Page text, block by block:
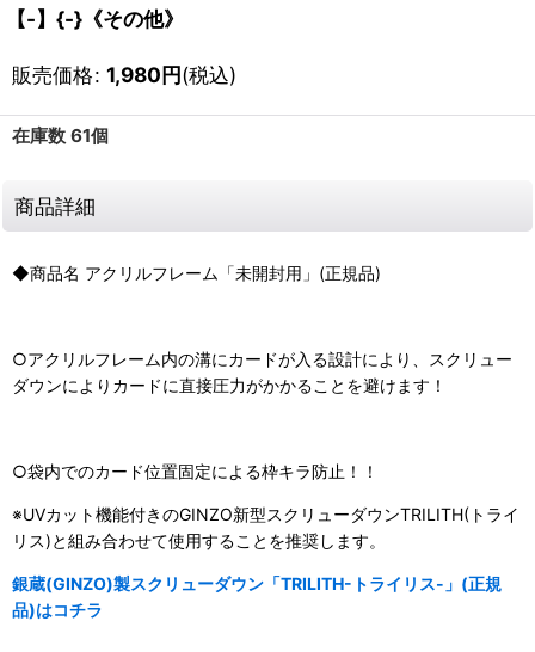
【-】{-}《その他》
販売価格: 1,980円(税込)
在庫数 61個
商品詳細
◆商品名 アクリルフレーム「未開封用」(正規品)
○アクリルフレーム内の溝にカードが入る設計により、スクリュー
ダウンによりカードに直接圧力がかかることを避けます！
○袋内でのカード位置固定による枠キラ防止！！
※UVカット機能付きのGINZO新型スクリューダウンTRILITH(トライ
リス)と組み合わせて使用することを推奨します。
銀蔵(GINZO)製スクリューダウン「TRILITH-トライリス-」(正規
品)はコチラ